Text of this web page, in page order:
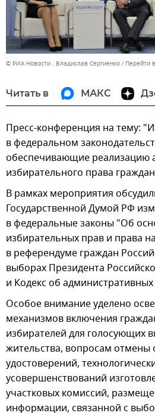
© РИА Новости . Владислав Сергиенко Перейти
Читать в МАКС
Пресс-конференция на тему:
в федеральном
обеспечивающие реализацию
избирательного права
В рамках мероприятия
Государственной Думой РФ
в федеральные законы "Об
избирательных прав и права
в референдуме граждан
выборах Президента
и Кодекс об
Особое внимание уделено
механизмов включения
избирателей для голосующих
жительства, вопросам отмены
удостоверений,
усовершенствований
участковых комиссий,
информации, связанной с